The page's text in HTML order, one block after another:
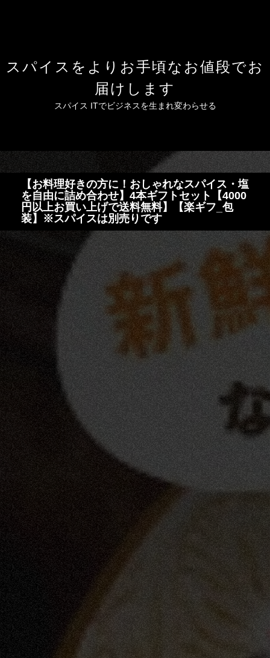
スパイスをよりお手頃なお値段でお
届けします
スパイス ITでビジネスを生まれ変わらせる
【お料理好きの方に！おしゃれなスパイス・塩
を自由に詰め合わせ】4本ギフトセット【4000
円以上お買い上げで送料無料】【楽ギフ_包
装】※スパイスは別売りです